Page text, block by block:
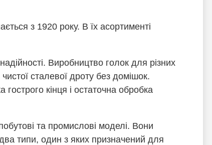
з 1920 року. В їх асортименті
Виробництво голок для різних
сталевої дроту без домішок.
кінця і остаточна обробка
та промислові моделі. Вони
типи, один з яких призначений для